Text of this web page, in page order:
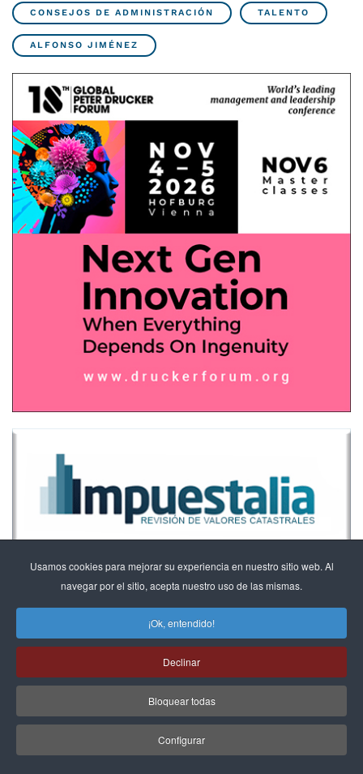
Usamos cookies para mejorar su experiencia en nuestro sitio web. Al
navegar por el sitio, acepta nuestro uso de las mismas.
¡Ok, entendido!
Declinar
Bloquear todas
Configurar
CONSEJOS DE ADMINISTRACIÓN TALENTO
ALFONSO JIMÉNEZ